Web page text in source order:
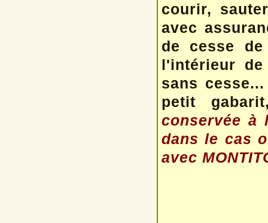
courir,
avec
de cesse
l'intérieur
sans
petit
conservée à
dans le cas
avec